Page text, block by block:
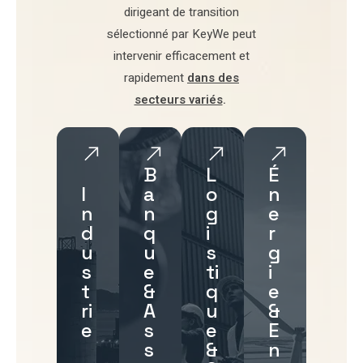
dirigeant de transition
sélectionné par KeyWe peut
intervenir efficacement et
rapidement dans des
secteurs variés.
I
n
d
u
s
t
ri
e
B
a
n
q
u
e
&
A
s
s
L
o
g
i
s
ti
q
u
e
&
É
n
e
r
g
i
e
&
E
n